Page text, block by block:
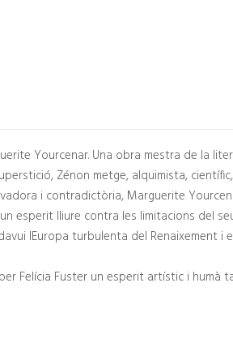
Yourcenar. Una obra mestra de la
Zénon metge, alquimista,
i contradictòria, Marguerite
esperit lliure contra les limitacions del
lEuropa turbulenta del
Felícia Fuster un esperit artístic i